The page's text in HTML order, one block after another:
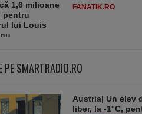
FANATIK.RO
PE SMARTRADIO.RO
Austria| Un elev
liber, la -1°C,